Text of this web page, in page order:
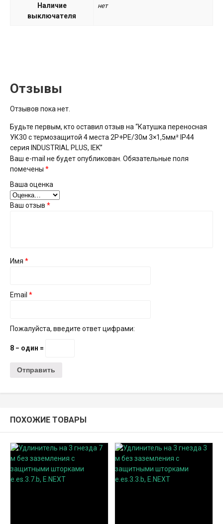
Наличие
выключателя
нет
Отзывы
Отзывов пока нет.
Будьте первым, кто оставил отзыв на “Катушка переносная
УК30 с термозащитой 4 места 2P+PE/30м 3×1,5мм² IP44
серия INDUSTRIAL PLUS, IEK”
Ваш e-mail не будет опубликован. Обязательные поля
помечены *
Ваша оценка
Ваш отзыв *
Имя *
Email *
Пожалуйста, введите ответ цифрами:
8 − один =
ПОХОЖИЕ ТОВАРЫ